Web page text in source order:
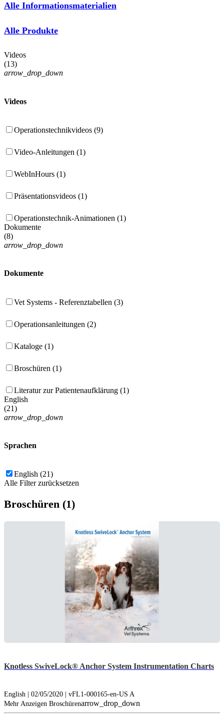
Alle Informationsmaterialien
Alle Produkte
Videos
(13)
arrow_drop_down
Videos
Operationstechnikvideos (9)
Video-Anleitungen (1)
WebInHours (1)
Präsentationsvideos (1)
Operationstechnik-Animationen (1)
Dokumente
(8)
arrow_drop_down
Dokumente
Vet Systems - Referenztabellen (3)
Operationsanleitungen (2)
Kataloge (1)
Broschüren (1)
Literatur zur Patientenaufklärung (1)
English
(21)
arrow_drop_down
Sprachen
English (21)
Alle Filter zurücksetzen
Broschüren (1)
Knotless SwiveLock® Anchor System Instrumentation Charts
English | 02/05/2020 | vFL1-000165-en-US A
Mehr Anzeigen Broschürenarrow_drop_down